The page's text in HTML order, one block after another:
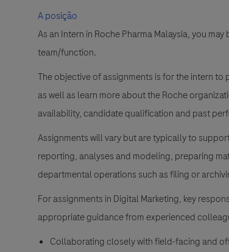
A posição
As an Intern in Roche Pharma Malaysia, you
team/function.
The objective of assignments is for the intern
as well as learn more about the Roche
availability, candidate qualification and past
Assignments will vary but are typically to
reporting, analyses and modeling, preparing
departmental operations such as filing or
For assignments in Digital Marketing, key
appropriate guidance from experienced
Collaborating closely with field-facing and